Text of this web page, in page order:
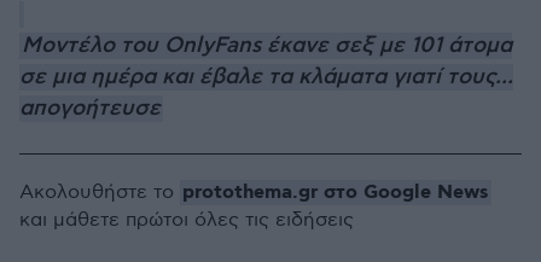
Μοντέλο του OnlyFans έκανε σεξ με 101 άτομα
σε μια ημέρα και έβαλε τα κλάματα γιατί τους...
απογοήτευσε
Ακολουθήστε το protothema.gr στο Google News
και μάθετε πρώτοι όλες τις ειδήσεις